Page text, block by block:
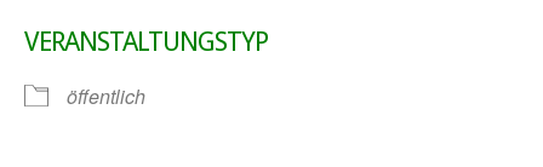
VERANSTALTUNGSTYP
öffentlich